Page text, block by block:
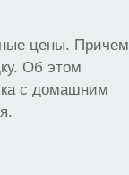
цены. Причем
Об этом
с домашним